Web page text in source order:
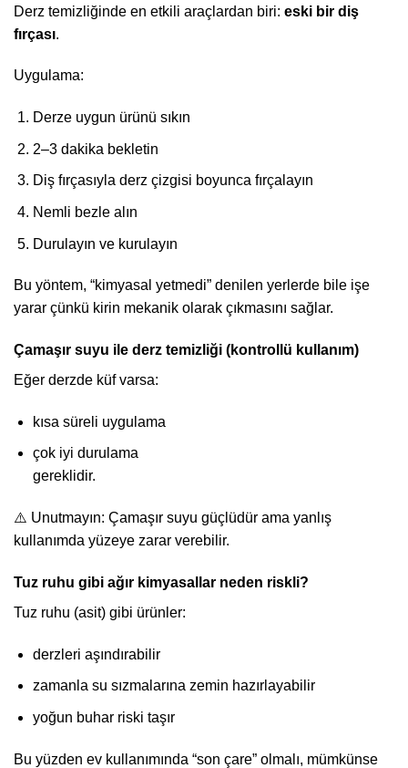
Derz temizliğinde en etkili araçlardan biri: eski bir diş
fırçası.
Uygulama:
Derze uygun ürünü sıkın
2–3 dakika bekletin
Diş fırçasıyla derz çizgisi boyunca fırçalayın
Nemli bezle alın
Durulayın ve kurulayın
Bu yöntem, “kimyasal yetmedi” denilen yerlerde bile işe
yarar çünkü kirin mekanik olarak çıkmasını sağlar.
Çamaşır suyu ile derz temizliği (kontrollü kullanım)
Eğer derzde küf varsa:
kısa süreli uygulama
çok iyi durulama
gereklidir.
⚠️ Unutmayın: Çamaşır suyu güçlüdür ama yanlış
kullanımda yüzeye zarar verebilir.
Tuz ruhu gibi ağır kimyasallar neden riskli?
Tuz ruhu (asit) gibi ürünler:
derzleri aşındırabilir
zamanla su sızmalarına zemin hazırlayabilir
yoğun buhar riski taşır
Bu yüzden ev kullanımında “son çare” olmalı, mümkünse